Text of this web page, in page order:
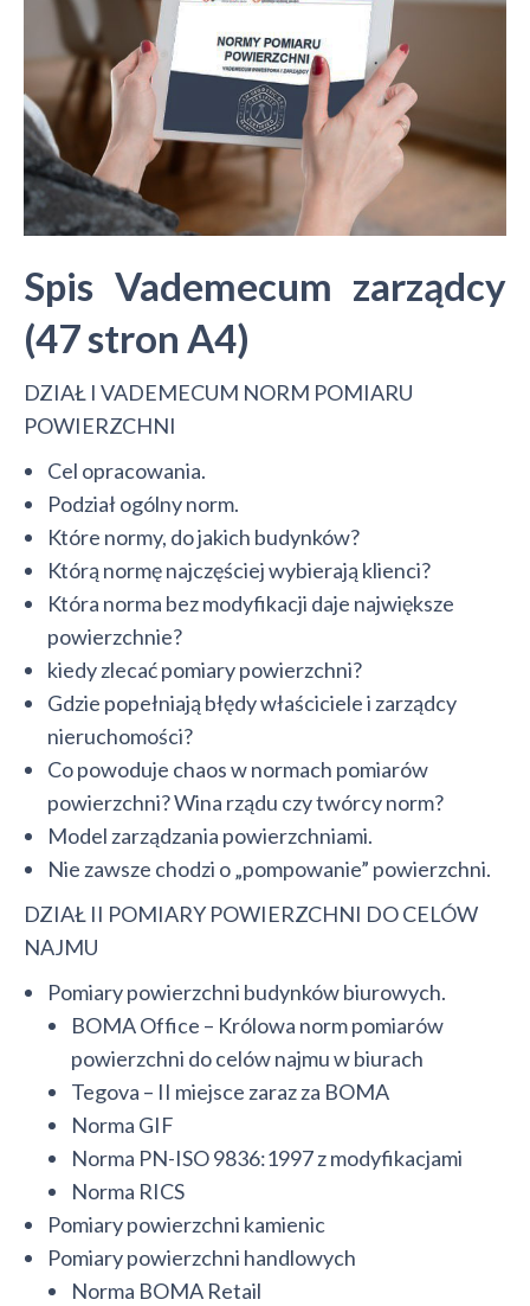
Spis Vademecum zarządcy
(47 stron A4)
DZIAŁ I VADEMECUM NORM POMIARU
POWIERZCHNI
Cel opracowania.
Podział ogólny norm.
Które normy, do jakich budynków?
Którą normę najczęściej wybierają klienci?
Która norma bez modyfikacji daje największe
powierzchnie?
kiedy zlecać pomiary powierzchni?
Gdzie popełniają błędy właściciele i zarządcy
nieruchomości?
Co powoduje chaos w normach pomiarów
powierzchni? Wina rządu czy twórcy norm?
Model zarządzania powierzchniami.
Nie zawsze chodzi o „pompowanie” powierzchni.
DZIAŁ II POMIARY POWIERZCHNI DO CELÓW
NAJMU
Pomiary powierzchni budynków biurowych.
BOMA Office – Królowa norm pomiarów
powierzchni do celów najmu w biurach
Tegova – II miejsce zaraz za BOMA
Norma GIF
Norma PN-ISO 9836:1997 z modyfikacjami
Norma RICS
Pomiary powierzchni kamienic
Pomiary powierzchni handlowych
Norma BOMA Retail